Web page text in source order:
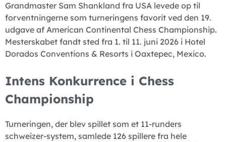
Grandmaster Sam Shankland fra USA levede op til
forventningerne som turneringens favorit ved den 19.
udgave af American Continental Chess Championship.
Mesterskabet fandt sted fra 1. til 11. juni 2026 i Hotel
Dorados Conventions & Resorts i Oaxtepec, Mexico.
Intens Konkurrence i Chess
Championship
Turneringen, der blev spillet som et 11-runders
schweizer-system, samlede 126 spillere fra hele